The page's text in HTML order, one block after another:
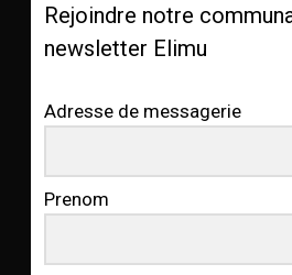
Rejoindre notre
newsletter Elimu
Adresse de messagerie
Prenom